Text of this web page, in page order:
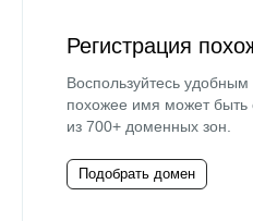
Регистрация
Воспользуйтесь
похожее имя может быть
из 700+ доменных зон.
Подобрать домен